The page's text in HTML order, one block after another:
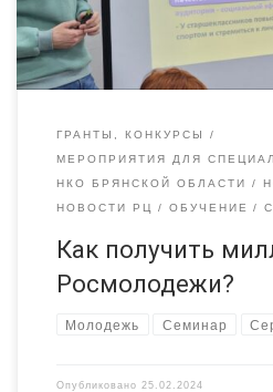
количество номинаций. Интересно,
ГРАНТЫ, КОНКУРСЫ
МЕРОПРИЯТИЯ ДЛЯ
НКО БРЯНСКОЙ ОБЛАСТИ
НОВОСТИ РЦ
ОБУЧЕНИЕ
Как получить
Росмолодежи?
Молодежь Семинар
Опубликовано 25.02.2024